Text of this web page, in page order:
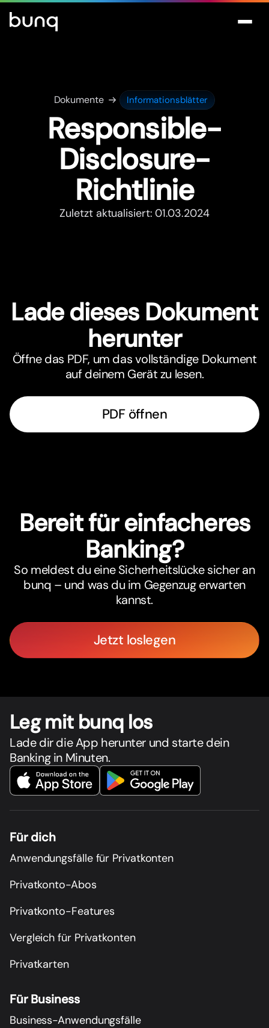
Dokumente Informationsblätter
Responsible-
Disclosure-
Richtlinie
Zuletzt aktualisiert: 01.03.2024
Lade dieses Dokument
herunter
Öffne das PDF, um das vollständige Dokument
auf deinem Gerät zu lesen.
PDF öffnen
Bereit für einfacheres
Banking?
So meldest du eine Sicherheitslücke sicher an
bunq – und was du im Gegenzug erwarten
kannst.
Jetzt loslegen
Leg mit bunq los
Lade dir die App herunter und starte dein
Banking in Minuten.
Für dich
Anwendungsfälle für Privatkonten
Privatkonto-Abos
Privatkonto-Features
Vergleich für Privatkonten
Privatkarten
Für Business
Business-Anwendungsfälle